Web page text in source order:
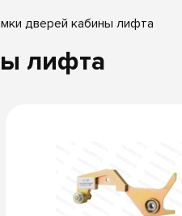
дверей кабины лифта
лифта